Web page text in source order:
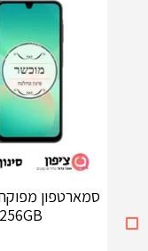
256GB דור 5G